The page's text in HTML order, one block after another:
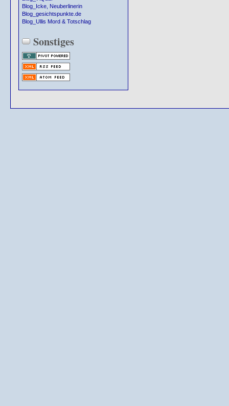
Blog_Icke, Neuberlinerin
Blog_gesichtspunkte.de
Blog_Ullis Mord & Totschlag
Sonstiges